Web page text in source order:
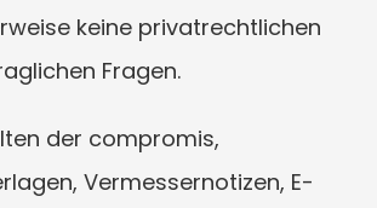
keine privatrechtlichen
Fragen.
der compromis,
Vermessernotizen, E-